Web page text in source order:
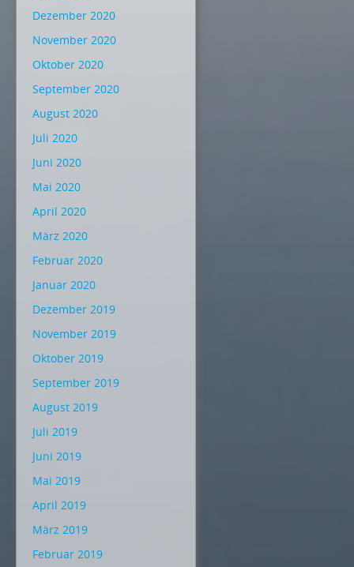
Dezember 2020
November 2020
Oktober 2020
September 2020
August 2020
Juli 2020
Juni 2020
Mai 2020
April 2020
März 2020
Februar 2020
Januar 2020
Dezember 2019
November 2019
Oktober 2019
September 2019
August 2019
Juli 2019
Juni 2019
Mai 2019
April 2019
März 2019
Februar 2019